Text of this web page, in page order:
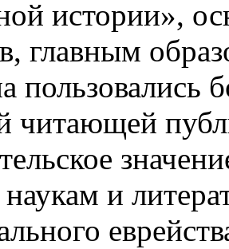
истории»,
главным
пользовались
читающей
и